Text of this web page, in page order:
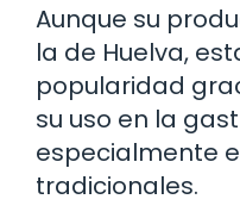
Aunque su
la de Huelva,
popularidad
su uso en la
especialmente
tradicionales.